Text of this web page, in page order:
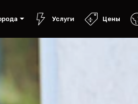
Услуги Цены